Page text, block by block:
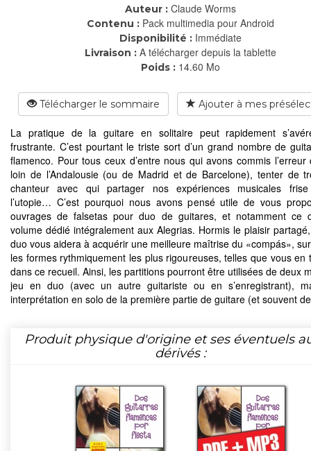
Auteur : Claude Worms
Contenu : Pack multimedia pour Android
Disponibilité : Immédiate
Livraison : A télécharger depuis la tablette
Poids : 14.60 Mo
Télécharger le sommaire Ajouter à mes
La pratique de la guitare en solitaire peut rapidement
frustrante. C’est pourtant le triste sort d’un grand nombre de
flamenco. Pour tous ceux d’entre nous qui avons commis
loin de l’Andalousie (ou de Madrid et de Barcelone), tenter de
chanteur avec qui partager nos expériences musicales
l’utopie… C’est pourquoi nous avons pensé utile de vous
ouvrages de falsetas pour duo de guitares, et notamment ce
volume dédié intégralement aux Alegrias. Hormis le plaisir
duo vous aidera à acquérir une meilleure maîtrise du «compás»,
les formes rythmiquement les plus rigoureuses, telles que vous en
dans ce recueil. Ainsi, les partitions pourront être utilisées de deux
jeu en duo (avec un autre guitariste ou en s’enregistrant),
interprétation en solo de la première partie de guitare (et souvent
Produit physique d'origine et ses éventuels
dérivés :